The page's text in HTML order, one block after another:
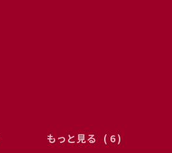
もっと見る